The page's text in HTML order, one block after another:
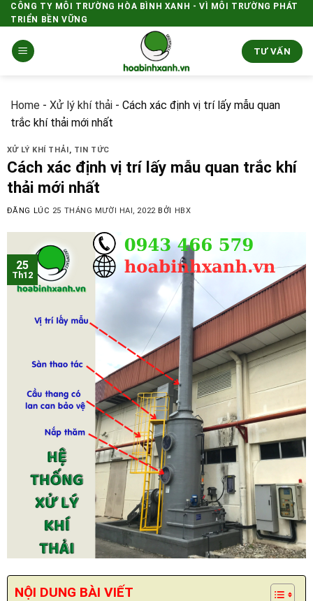
Skip
to
content
CÔNG TY MÔI TRƯỜNG HÒA BÌNH XANH - VÌ MÔI TRƯỜNG PHÁT
TRIỂN BỀN VỮNG
TƯ VẤN
Home - Xử lý khí thải - Cách xác định vị trí lấy mẫu quan
trắc khí thải mới nhất
XỬ LÝ KHÍ THẢI, TIN TỨC
Cách xác định vị trí lấy mẫu quan trắc khí
thải mới nhất
ĐĂNG LÚC 25 THÁNG MƯỜI HAI, 2022 BỞI HBX
25
Th12
NỘI DUNG BÀI VIẾT